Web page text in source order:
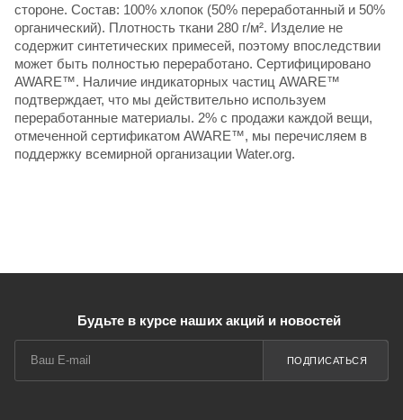
стороне. Состав: 100% хлопок (50% переработанный и 50%
органический). Плотность ткани 280 г/м². Изделие не
содержит синтетических примесей, поэтому впоследствии
может быть полностью переработано. Сертифицировано
AWARE™. Наличие индикаторных частиц AWARE™
подтверждает, что мы действительно используем
переработанные материалы. 2% с продажи каждой вещи,
отмеченной сертификатом AWARE™, мы перечисляем в
поддержку всемирной организации Water.org.
Будьте в курсе наших акций и новостей
ПОДПИСАТЬСЯ